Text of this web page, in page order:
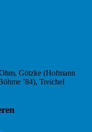
Götzke (Hofmann
’84), Treichel